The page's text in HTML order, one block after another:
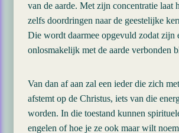
van de aarde. Met zijn concentratie laat
zelfs doordringen naar de geestelijke
Die wordt daarmee opgevuld zodat zijn
onlosmakelijk met de aarde verbonden
Van dan af aan zal een ieder die zich
afstemt op de Christus, iets van die
worden. In die toestand kunnen
engelen of hoe je ze ook maar wilt